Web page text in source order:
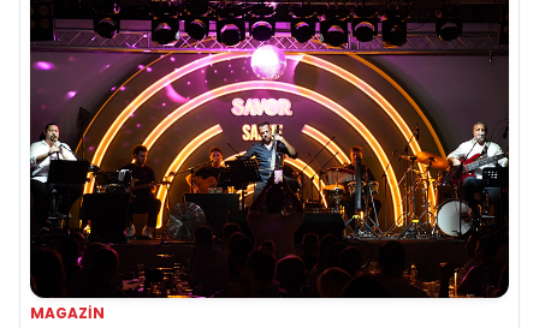
MAGAZIN